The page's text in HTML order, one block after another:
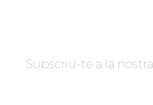
Subscriu-te a la nostra